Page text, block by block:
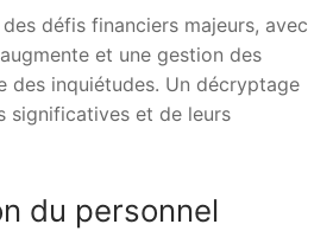
défis financiers majeurs, avec
et une gestion des
des inquiétudes. Un décryptage
significatives et de leurs
du personnel